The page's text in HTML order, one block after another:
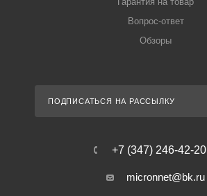
Вопрос-ответ
Обзоры
ПОДПИСАТЬСЯ НА РАССЫЛКУ
+7 (347) 246-42-20
micronnet@bk.ru